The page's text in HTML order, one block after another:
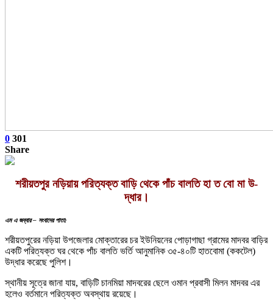
0 301
Share
শরীয়তপুর নড়িয়ায় পরিত্যক্ত বাড়ি থেকে পাঁচ বালতি হা ত বো মা উ-
দ্ধার।
এম এ জব্বার – সংবাদের পাতা:
শরীয়তপুরের নড়িয়া উপজেলার মোক্তারের চর ইউনিয়নের পোড়াগাছা গ্রামের মাদবর বাড়ির
একটি পরিত্যক্ত ঘর থেকে পাঁচ বালতি ভর্তি আনুমানিক ৩৫-৪০টি হাতবোমা (ককটেল)
উদ্ধার করেছে পুলিশ।
স্থানীয় সূত্রে জানা যায়, বাড়িটি চানমিয়া মাদবরের ছেলে ওমান প্রবাসী মিলন মাদবর এর
হলেও বর্তমানে পরিত্যক্ত অবস্থায় রয়েছে।